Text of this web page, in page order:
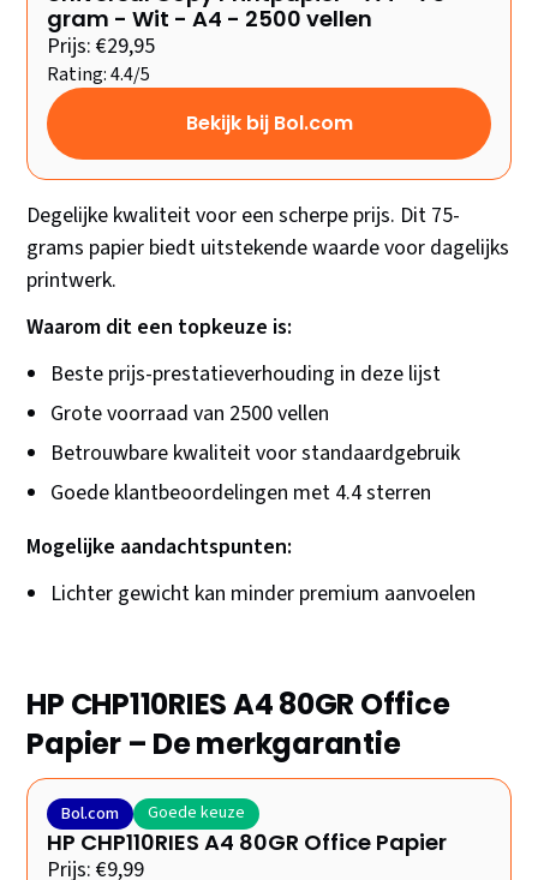
gram - Wit - A4 - 2500 vellen
Prijs: €29,95
Rating: 4.4/5
Bekijk bij Bol.com
Degelijke kwaliteit voor een scherpe prijs. Dit 75-
grams papier biedt uitstekende waarde voor dagelijks
printwerk.
Waarom dit een topkeuze is:
Beste prijs-prestatieverhouding in deze lijst
Grote voorraad van 2500 vellen
Betrouwbare kwaliteit voor standaardgebruik
Goede klantbeoordelingen met 4.4 sterren
Mogelijke aandachtspunten:
Lichter gewicht kan minder premium aanvoelen
HP CHP110RIES A4 80GR Office
Papier – De merkgarantie
Bol.com Goede keuze
HP CHP110RIES A4 80GR Office Papier
Prijs: €9,99